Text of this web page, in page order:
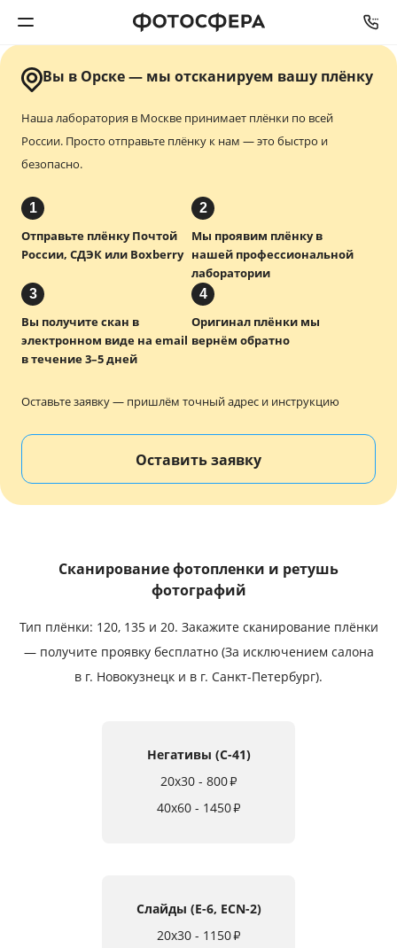
Печать фото
Фотокниги
Интерьерная печать
Багетная мастерская
Вы в Орске — мы отсканируем вашу плёнку
Наша лаборатория в Москве принимает плёнки по всей
России. Просто отправьте плёнку к нам — это быстро и
безопасно.
1
Отправьте плёнку Почтой
России, СДЭК или Boxberry
2
Мы проявим плёнку в
нашей профессиональной
лаборатории
3
Вы получите скан в
электронном виде на email
в течение 3–5 дней
4
Оригинал плёнки мы
вернём обратно
Оставьте заявку — пришлём точный адрес и инструкцию
Оставить заявку
Сканирование фотопленки и ретушь
фотографий
Тип плёнки: 120, 135 и 20. Закажите сканирование плёнки
— получите проявку бесплатно (За исключением салона
в г. Новокузнецк и в г. Санкт-Петербург).
Негативы (C-41)
20x30 - 800₽
40x60 - 1450₽
Слайды (E-6, ECN-2)
20x30 - 1150₽